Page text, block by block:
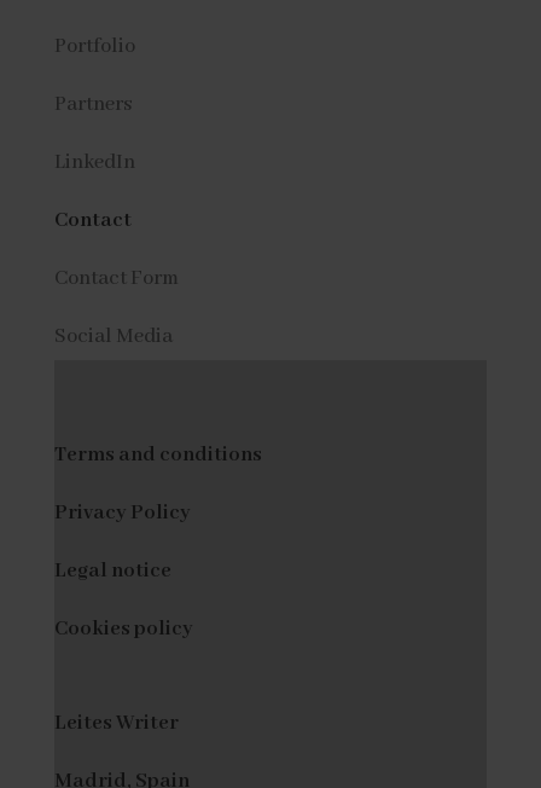
Portfolio
Partners
LinkedIn
Contact
Contact Form
Social Media
Terms and conditions
Privacy Policy
Legal notice
Cookies policy
Leites Writer
Madrid, Spain